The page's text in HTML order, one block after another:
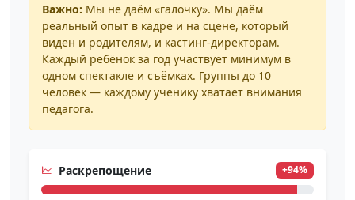
Важно: Мы не даём «галочку». Мы даём
реальный опыт в кадре и на сцене, который
виден и родителям, и кастинг-директорам.
Каждый ребёнок за год участвует минимум в
одном спектакле и съёмках. Группы до 10
человек — каждому ученику хватает внимания
педагога.
Раскрепощение +94%